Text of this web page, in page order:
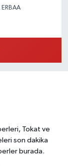
Tokat ve
son dakika
burada.